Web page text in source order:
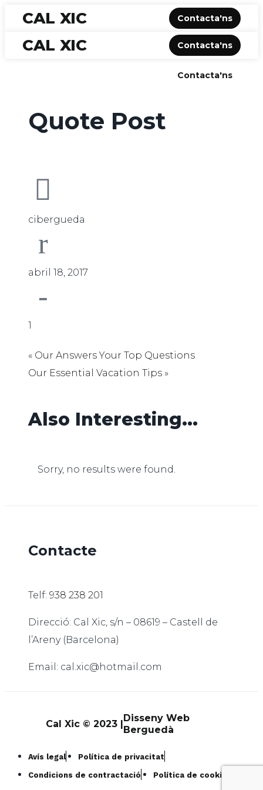
CAL XIC Contacta'ns
CAL XIC Contacta'ns
Contacta'ns
Quote Post
cibergueda
abril 18, 2017
1
« Our Answers Your Top Questions
Our Essential Vacation Tips »
Also Interesting...
Sorry, no results were found.
Contacte
Telf: 938 238 201
Direcció: Cal Xic, s/n – 08619 – Castell de
l’Areny (Barcelona)
Email: cal.xic@hotmail.com
Cal Xic © 2023 |
Disseny Web
Berguedà
Avís legal Política de privacitat
Condicions de contractació Política de cookies